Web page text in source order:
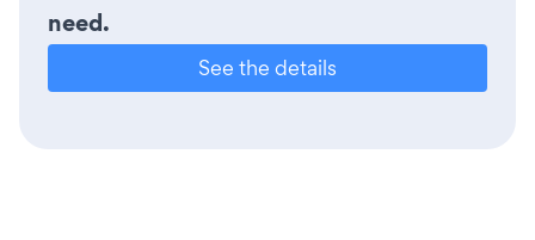
need.
See the details